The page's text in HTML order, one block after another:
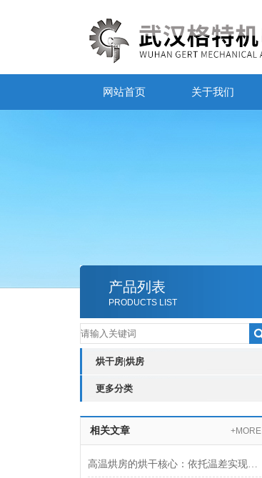
网站首页 关于我们
产品列表
PRODUCTS LIST
烘干房|烘房
更多分类
相关文章 +MORE
高温烘房的烘干核心：依托温差实现热量与水分的双向传递